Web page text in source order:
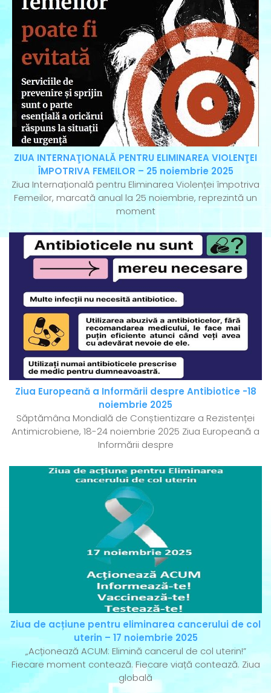
ZIUA INTERNAŢIONALĂ PENTRU ELIMINAREA VIOLENŢEI
ÎMPOTRIVA FEMEILOR – 25 noiembrie 2025
Ziua Internațională pentru Eliminarea Violenței împotriva
Femeilor, marcată anual la 25 noiembrie, reprezintă un
moment
Ziua Europeană a Informării despre Antibiotice -18
noiembrie 2025
Săptămâna Mondială de Conștientizare a Rezistenței
Antimicrobiene, 18-24 noiembrie 2025 Ziua Europeană a
Informării despre
Ziua de acțiune pentru eliminarea cancerului de col
uterin – 17 noiembrie 2025
„Acționează ACUM: Elimină cancerul de col uterin!”
Fiecare moment contează. Fiecare viață contează. Ziua
globală